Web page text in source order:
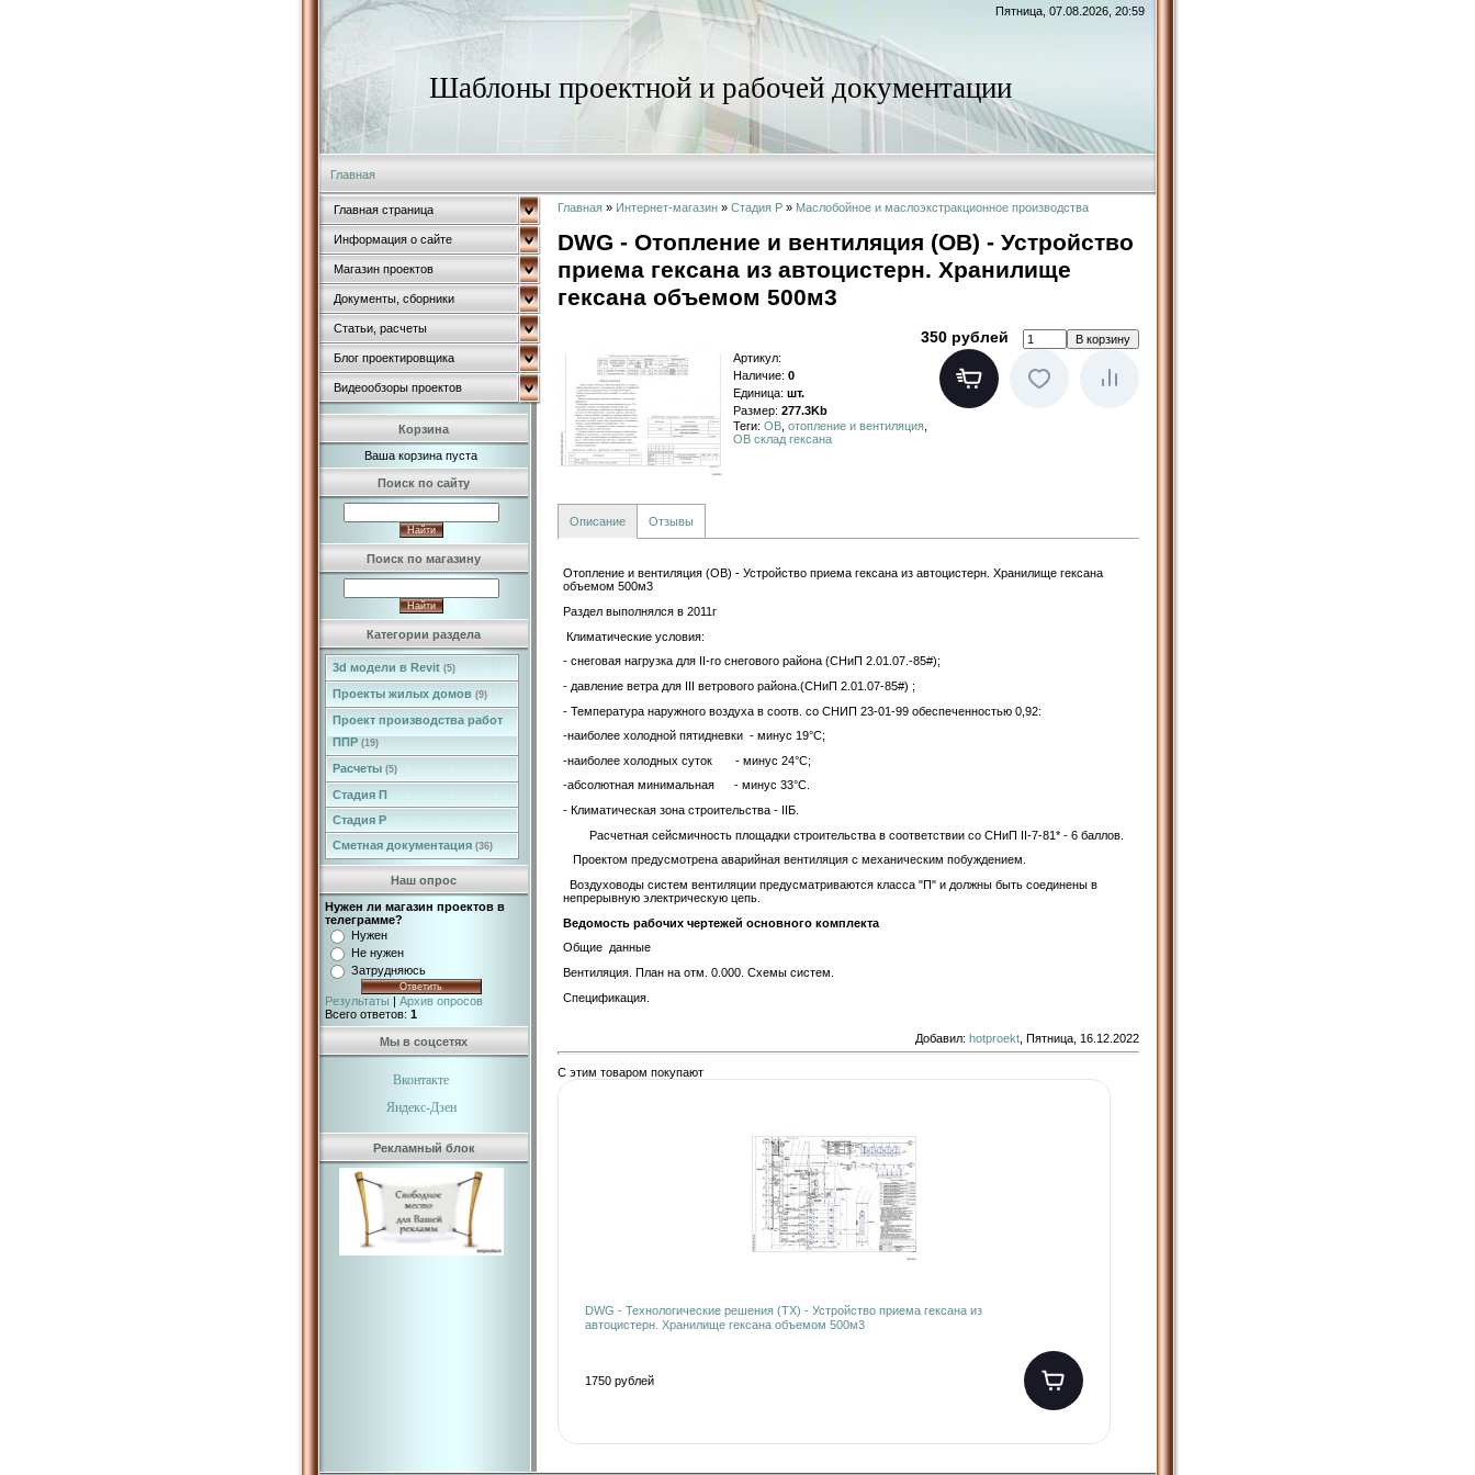
Пятница, 07.08.2026, 20:59
Шаблоны проектной и рабочей документации
Главная
Главная страница
Информация о сайте
Магазин проектов
Документы, сборники
Статьи, расчеты
Блог проектировщика
Видеообзоры проектов
Корзина
Ваша корзина пуста
Поиск по сайту
Поиск по магазину
Категории раздела
3d модели в Revit (5)
Проекты жилых домов (9)
Проект производства работ
ППР (19)
Расчеты (5)
Стадия П
Стадия Р
Сметная документация (36)
Наш опрос
Нужен ли магазин проектов в
телеграмме?
Нужен
Не нужен
Затрудняюсь
Результаты | Архив опросов
Всего ответов: 1
Мы в соцсетях
Вконтакте
Яндекс-Дзен
Рекламный блок
Главная » Интернет-магазин » Стадия Р » Маслобойное и маслоэкстракционное производства
DWG - Отопление и вентиляция (ОВ) - Устройство
приема гексана из автоцистерн. Хранилище
гексана объемом 500м3
350 рублей
Артикул:
Наличие: 0
Единица: шт.
Размер: 277.3Kb
Теги: ОВ отопление и вентиляция
ОВ склад гексана
Описание Отзывы
Отопление и вентиляция (ОВ) - Устройство приема гексана из автоцистерн. Хранилище гексана
объемом 500м3
Раздел выполнялся в 2011г
Климатические условия:
- снеговая нагрузка для II-го снегового района (СНиП 2.01.07.-85#);
- давление ветра для III ветрового района.(СНиП 2.01.07-85#) ;
- Температура наружного воздуха в соотв. со СНИП 23-01-99 обеспеченностью 0,92:
-наиболее холодной пятидневки - минус 19°С;
-наиболее холодных суток - минус 24°С;
-абсолютная минимальная - минус 33°С.
- Климатическая зона строительства - IIБ.
Расчетная сейсмичность площадки строительства в соответствии со СНиП II-7-81* - 6 баллов.
Проектом предусмотрена аварийная вентиляция с механическим побуждением.
Воздуховоды систем вентиляции предусматриваются класса "П" и должны быть соединены в
непрерывную электрическую цепь.
Ведомость рабочих чертежей основного комплекта
Общие данные
Вентиляция. План на отм. 0.000. Схемы систем.
Спецификация.
Добавил: hotproekt , Пятница, 16.12.2022
С этим товаром покупают
DWG - Технологические решения (ТХ) - Устройство приема гексана из
автоцистерн. Хранилище гексана объемом 500м3
1750 рублей